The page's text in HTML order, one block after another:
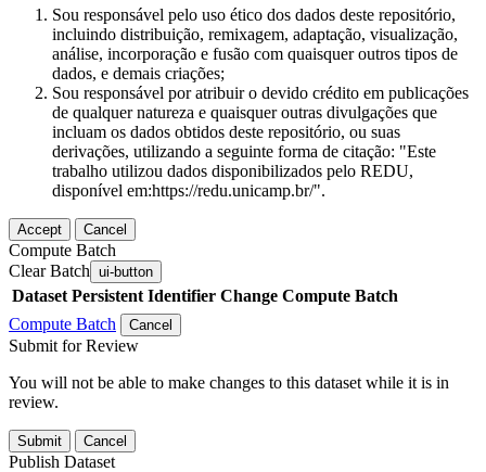
Sou responsável pelo uso ético dos dados deste repositório,
incluindo distribuição, remixagem, adaptação, visualização,
análise, incorporação e fusão com quaisquer outros tipos de
dados, e demais criações;
Sou responsável por atribuir o devido crédito em publicações
de qualquer natureza e quaisquer outras divulgações que
incluam os dados obtidos deste repositório, ou suas
derivações, utilizando a seguinte forma de citação: "Este
trabalho utilizou dados disponibilizados pelo REDU,
disponível em:https://redu.unicamp.br/".
Accept Cancel
Compute Batch
Clear Batch ui-button
Dataset Persistent Identifier Change Compute Batch
Compute Batch
Cancel
Submit for Review
You will not be able to make changes to this dataset while it is in
review.
Submit Cancel
Publish Dataset